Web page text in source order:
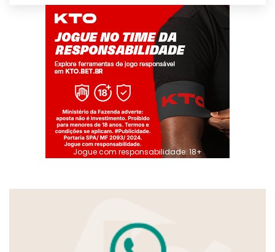
Jogue com responsabilidade. 18+